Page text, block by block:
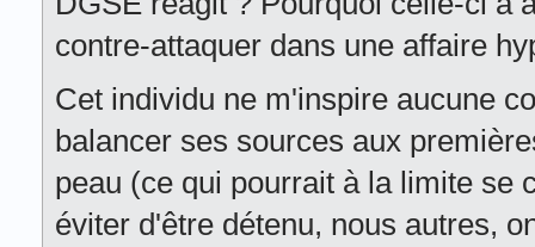
contre-attaquer dans une affaire
Cet individu ne m'inspire aucune
balancer ses sources aux
peau (ce qui pourrait à la limite se
éviter d'être détenu, nous autres,